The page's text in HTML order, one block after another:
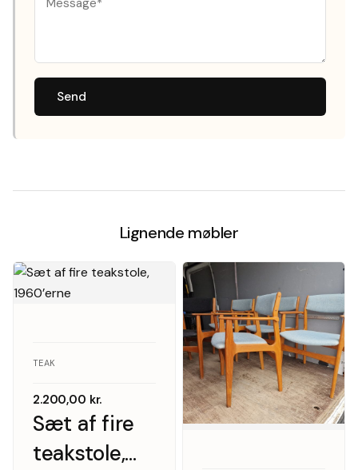
Send
Lignende møbler
Sæt af fire
teakstole,
TEAK
2.200,00 kr.